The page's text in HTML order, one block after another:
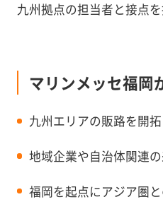
九州拠点の担当者と接点
マリンメッセ福岡
九州エリアの販路を開
地域企業や自治体関連
福岡を起点にアジア圏